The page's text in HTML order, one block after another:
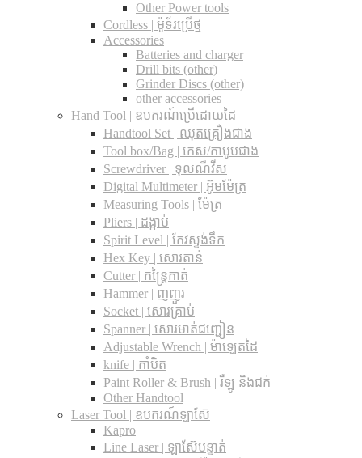
Other Power tools
Cordless​ | ម៉ូទ័រប្រើថ្ម
Accessories
Batteries and charger
Drill bits (other)
Grinder Discs (other)
other accessories
Hand Tool | ឧបករណ៍ប្រើដោយដៃ
Handtool Set | ឈុតគ្រឿងជាង
Tool box/Bag | កេស/កាបូបជាង
Screwdriver | ទុលណឺវីស
Digital Multimeter | អ៊ូមម៉ែត្រ
Measuring Tools | ម៉ែត្រ
Pliers | ដង្កាប់
Spirit Level | កែវស្ទង់ទឹក
Hex Key | សោរតាន់
Cutter | កន្រ្តៃកាត់
Hammer | ញញួរ
Socket | សោរគ្រាប់
Spanner |​ សោរមាត់ជញ្ជៀន
Adjustable Wrench |​ ម៉ាឡេតដៃ
knife | កាំបិត
Paint Roller & Brush | រឺឡូ និងជក់
Other Handtool
Laser Tool | ឧបករណ៍ឡាស៊ែ
Kapro
Line Laser | ឡាស៊ែបន្ទាត់